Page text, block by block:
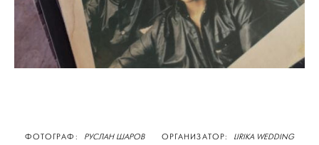
ФОТОГРАФ: РУСЛАН ШАРОВ ОРГАНИЗАТОР: LIRIKA WEDDING